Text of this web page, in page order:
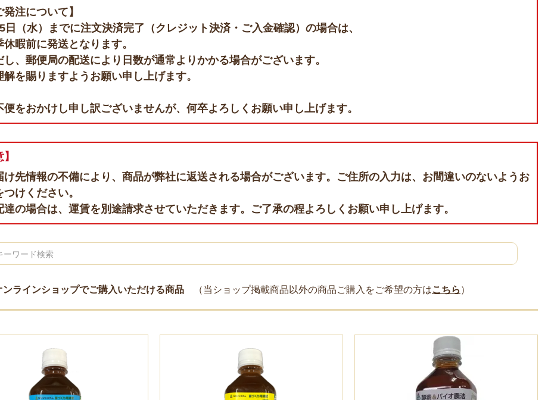
発注について】
日（水）までに注文決済完了（クレジット決済・ご入金確認）の場合は、
休暇前に発送となります。
し、郵便局の配送により日数が通常よりかかる場合がございます。
解を賜りますようお願い申し上げます。
便をおかけし申し訳ございませんが、何卒よろしくお願い申し上げます。
け先情報の不備により、商品が弊社に返送される場合がございます。ご住所の入力は、お間違いのないようお
つけください。
達の場合は、運賃を別途請求させていただきます。ご了承の程よろしくお願い申し上げます。
ンラインショップでご購入いただける商品 （当ショップ掲載商品以外の商品ご購入をご希望の方はこちら ）